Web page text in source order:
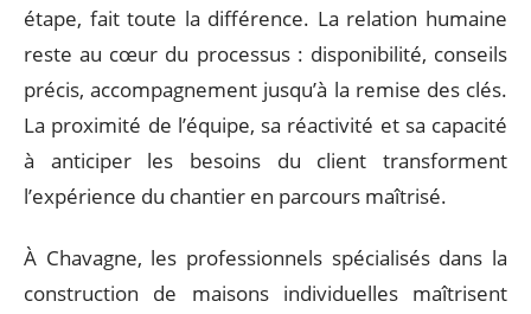
étape, fait toute la différence. La relation humaine
reste au cœur du processus : disponibilité, conseils
précis, accompagnement jusqu’à la remise des clés.
La proximité de l’équipe, sa réactivité et sa capacité
à anticiper les besoins du client transforment
l’expérience du chantier en parcours maîtrisé.
À Chavagne, les professionnels spécialisés dans la
construction de maisons individuelles maîtrisent